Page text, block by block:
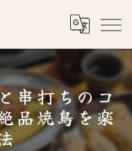
串打ちのコ
品焼鳥を楽